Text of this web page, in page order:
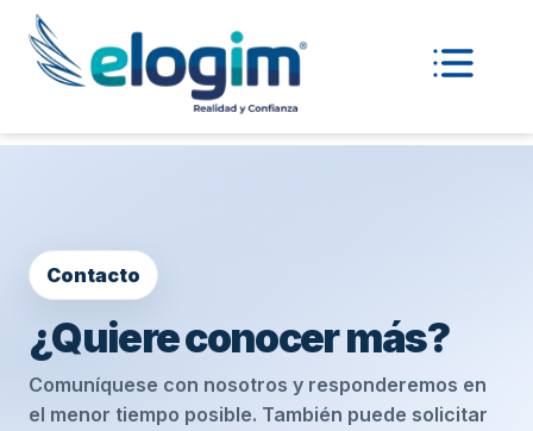
Contacto
¿Quiere conocer más?
Comuníquese con nosotros y responderemos en
el menor tiempo posible. También puede solicitar